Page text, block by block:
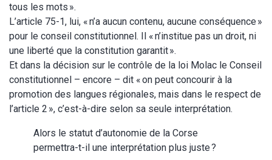
tous les mots ».
L’article 75-1, lui, « n’a aucun contenu, aucune conséquence »
pour le conseil constitutionnel. Il « n’institue pas un droit, ni
une liberté que la constitution garantit ».
Et dans la décision sur le contrôle de la loi Molac le Conseil
constitutionnel – encore – dit « on peut concourir à la
promotion des langues régionales, mais dans le respect de
l’article 2 », c’est-à-dire selon sa seule interprétation.
Alors le statut d’autonomie de la Corse
permettra-t-il une interprétation plus juste ?